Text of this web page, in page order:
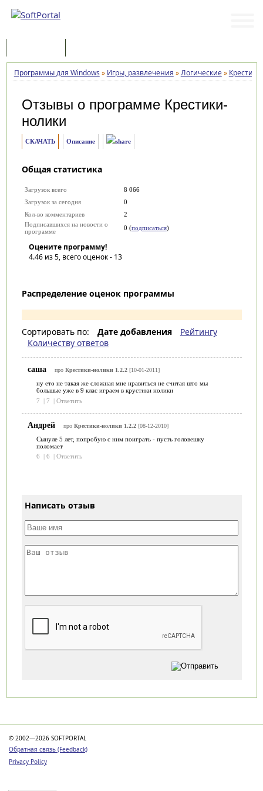
Программы для Windows » Игры, развлечения »Логические»
Отзывы о программе Крестики-
нолики
СКАЧАТЬ Описание
Общая статистика
Загрузок всего
8 066
Загрузок за сегодня
0
Кол-во комментариев
2
Подписавшихся на новости о
программе
0 (подписаться)
Оцените программу!
4.46из 5, всего оценок - 13
Распределение оценок программы
Сортировать по: Дате добавления
Рейтингу
Количеству ответов
саша про Крестики-нолики 1.2.2[10-01-2011]
ну ето не такая же сложная мне нравиться не считая што мы
большые уже в 9 клас играем в крустики нолики
7
| 7 | Ответить
Андрей про Крестики-нолики 1.2.2[08-12-2010]
Сынуле 5 лет, попробую с ним поиграть - пусть головешку
поломает
6
| 6 | Ответить
Написать отзыв
© 2002—2026 SOFTPORTAL
Обратная связь (Feedback)
Privacy Policy